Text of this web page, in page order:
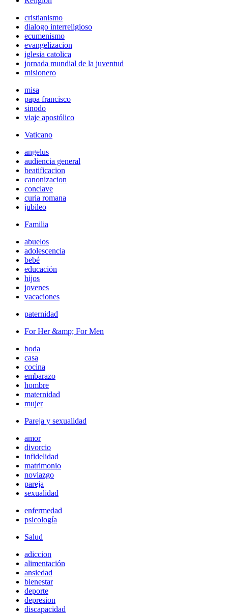
cristianismo
dialogo interreligioso
ecumenismo
evangelizacion
iglesia catolica
jornada mundial de la juventud
misionero
misa
papa francisco
sinodo
viaje apostólico
Vaticano
angelus
audiencia general
beatificacion
canonizacion
conclave
curia romana
jubileo
Familia
abuelos
adolescencia
bebé
educación
hijos
jovenes
vacaciones
paternidad
For Her &amp; For Men
boda
casa
cocina
embarazo
hombre
maternidad
mujer
Pareja y sexualidad
amor
divorcio
infidelidad
matrimonio
noviazgo
pareja
sexualidad
enfermedad
psicología
Salud
adiccion
alimentación
ansiedad
bienestar
deporte
depresion
discapacidad